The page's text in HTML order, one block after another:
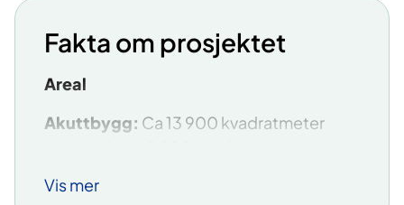
Fakta om prosjektet
Areal
Akuttbygg: Ca 13 900 kvadratmeter
Vis mer